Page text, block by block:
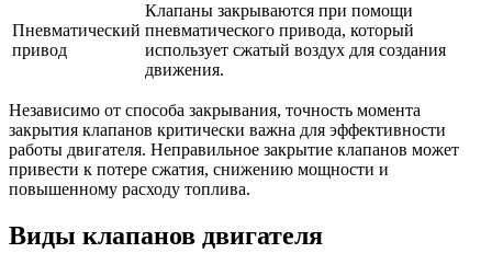
Пневматический
привод
Клапаны закрываются при помощи
пневматического привода, который
использует сжатый воздух для создания
движения.
Независимо от способа закрывания, точность момента
закрытия клапанов критически важна для эффективности
работы двигателя. Неправильное закрытие клапанов может
привести к потере сжатия, снижению мощности и
повышенному расходу топлива.
Виды клапанов двигателя